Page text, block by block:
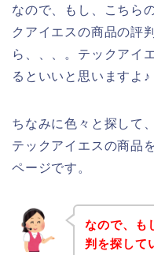
なので、もし、こちら
クアイエスの商品の評
ら、、、。テックアイ
るといいと思いますよ♪
ちなみに色々と探して
テックアイエスの商品
ページです。
なので、も
判を探して